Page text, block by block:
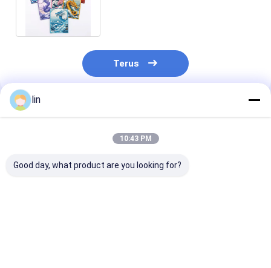
Terus
Rekomendasi Produk
lin
10:43 PM
Good day, what product are you looking for?